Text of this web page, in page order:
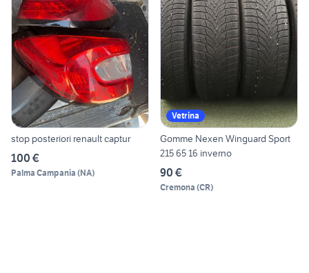
stop posteriori renault captur
100 €
Palma Campania (NA)
Vetrina
Gomme Nexen Winguard Sport
215 65 16 inverno
90 €
Cremona (CR)